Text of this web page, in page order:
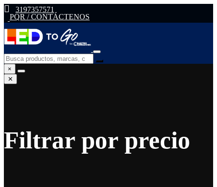
3197357571
PQR / CONTÁCTENOS
×
✕
Filtrar por precio